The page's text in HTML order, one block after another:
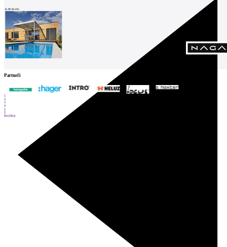
KATALOG
Partneři
1
2
3
4
5
6
PrevNext